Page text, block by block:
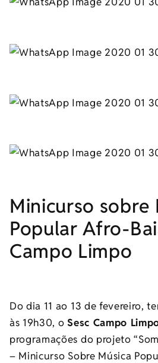
Minicurso sobre
Popular Afro-
Campo Limpo
Do dia 11 ao 13 de fevereiro,
às 19h30, oSesc Campo
programações do projeto
– Minicurso Sobre Música